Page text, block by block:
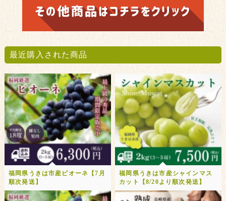
最近購入された商品
福岡県うきは市産ピオーネ【7月
順次発送】
福岡県うきは市産シャインマス
カット【8/20より順次発送】